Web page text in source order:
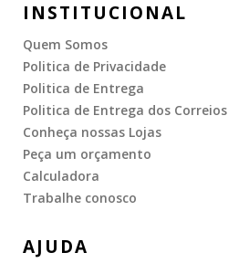
INSTITUCIONAL
Quem Somos
Politica de Privacidade
Politica de Entrega
Politica de Entrega dos Correios
Conheça nossas Lojas
Peça um orçamento
Calculadora
Trabalhe conosco
AJUDA